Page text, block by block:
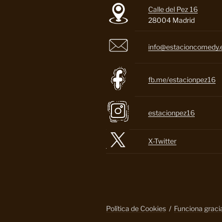
Calle del Pez 16
28004 Madrid
fb.me/estacionpez16
estacionpez16
X-Twitter
Política de Cookies Funciona